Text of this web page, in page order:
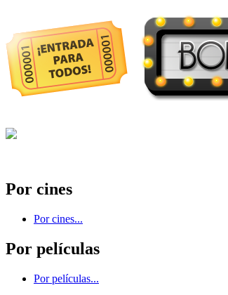
Por cines
Por cines...
Por películas
Por películas...